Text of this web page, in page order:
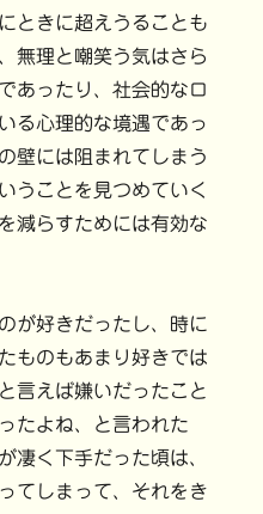
ときに超えうることも
無理と嘲笑う気はさら
あったり、社会的なロ
る心理的な境遇であっ
壁には阻まれてしまう
うことを見つめていく
減らすためには有効な
が好きだったし、時に
ものもあまり好きでは
言えば嫌いだったこと
たよね、と言われた
凄く下手だった頃は、
てしまって、それをき